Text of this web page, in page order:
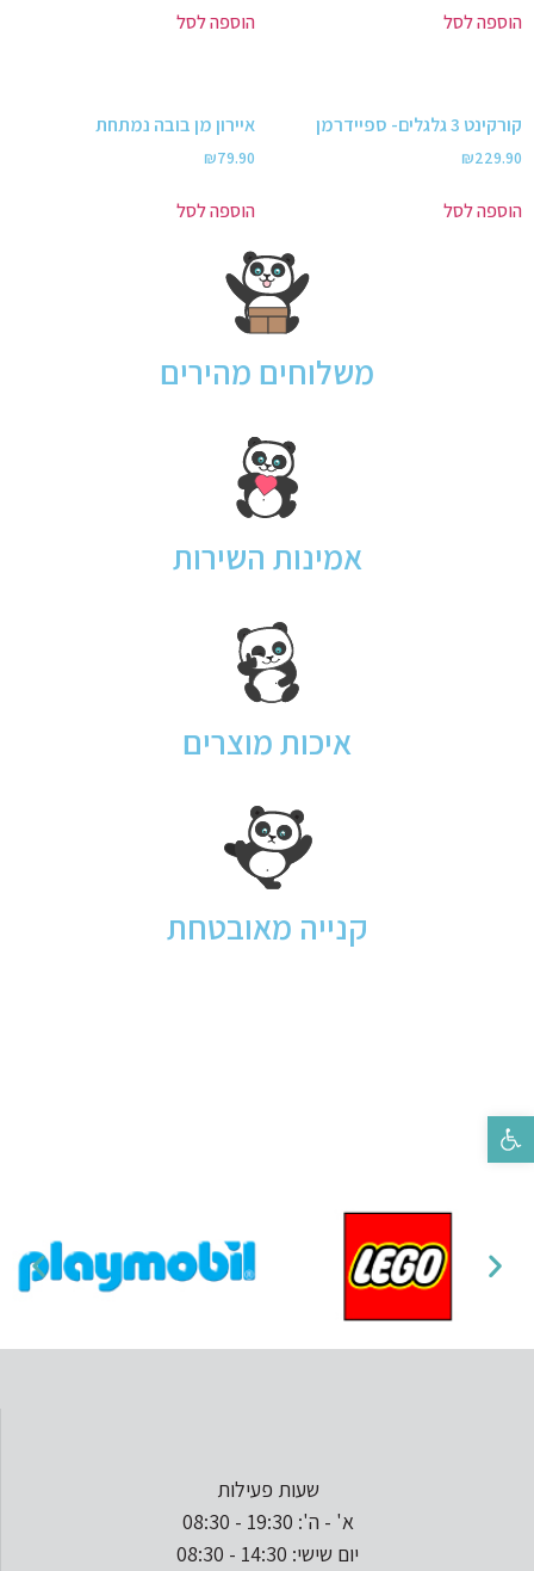
פתח סרגל נגישות
הוספה לסל הוספה לסל
קורקינט 3 גלגלים- ספיידרמן
₪229.90
הוספה לסל
איירון מן בובה נמתחת
₪79.90
הוספה לסל
משלוחים מהירים
אמינות השירות
איכות מוצרים
קנייה מאובטחת
שעות פעילות
א' - ה': 19:30 - 08:30
יום שישי: 14:30 - 08:30